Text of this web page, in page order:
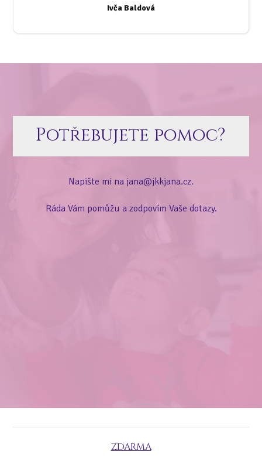
Ivča Baldová
Potřebujete pomoc?
Napište mi na jana@jkkjana.cz.
Ráda Vám pomůžu a zodpovím Vaše dotazy.
ZDARMA